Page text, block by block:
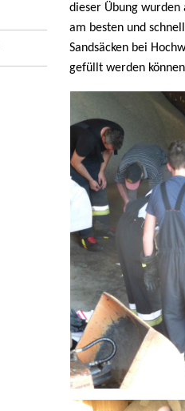
dieser Übung wurden
am besten und
Sandsäcken bei
gefüllt werden